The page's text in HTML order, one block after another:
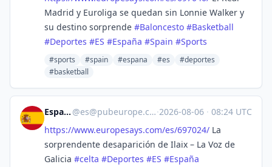
Madrid y Euroliga se quedan sin Lonnie Walker y
su destino sorprende #Baloncesto #Basketball
#Deportes #ES #España #Spain #Sports
#sports #spain #espana #es
#deportes
#basketball
España @es@pubeurope.com ·2026-08-06 · 08:24 UTC
https://www.europesays.com/es/697024/ La
sorprendente desaparición de Ilaix – La Voz de
Galicia #celta #Deportes #ES #España